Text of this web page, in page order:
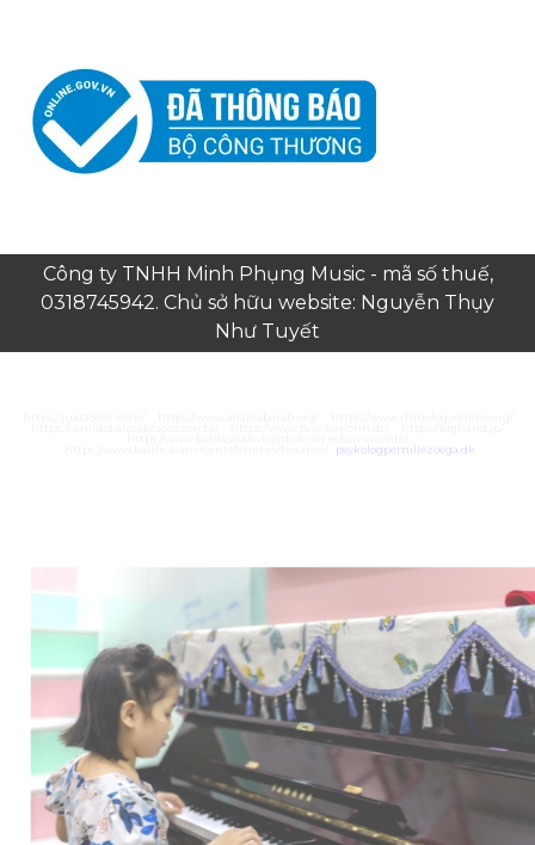
Công ty TNHH Minh Phụng Music - mã số thuế,
0318745942. Chủ sở hữu website: Nguyễn Thụy
Như Tuyết
psykologpernillezoega.dk